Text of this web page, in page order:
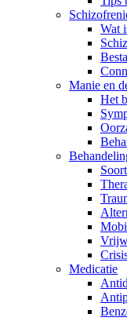
Wat
Manie en
Het
Medicatie